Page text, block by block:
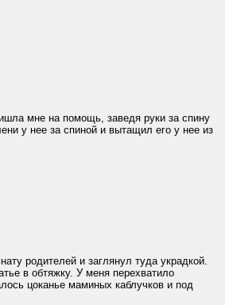
мне на помощь, заведя руки за спину
у нее за спиной и вытащил его у нее из
родителей и заглянул туда украдкой.
в обтяжку. У меня перехватило
цоканье маминых каблучков и под